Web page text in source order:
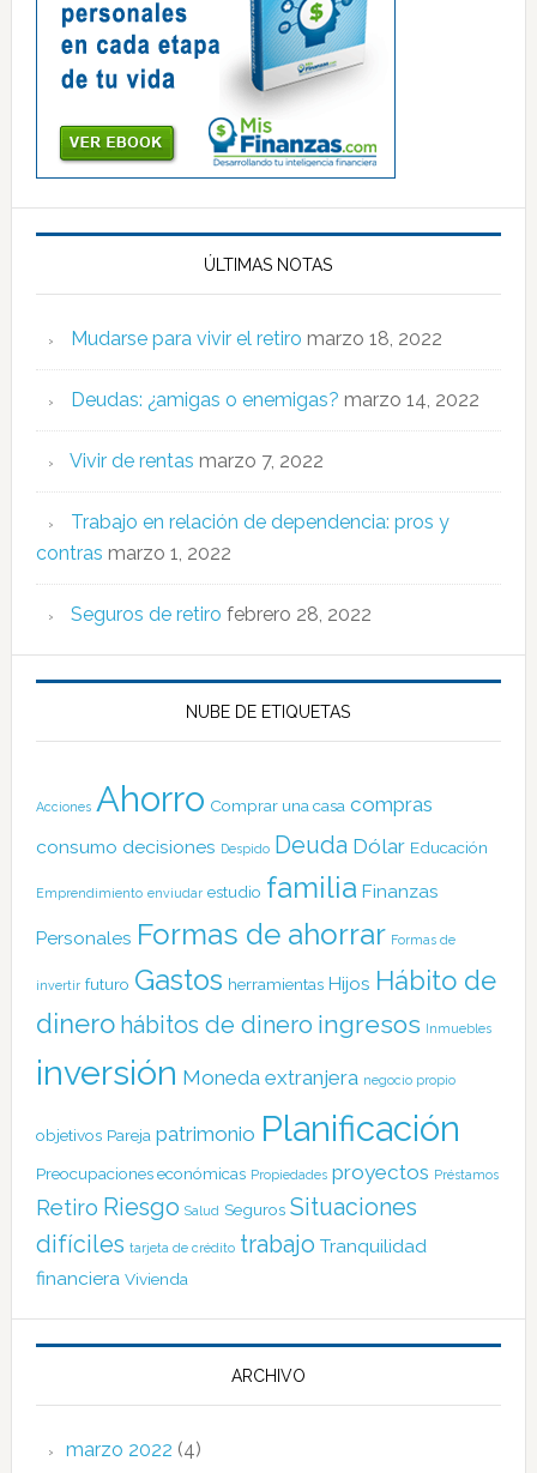
ÚLTIMAS NOTAS
Mudarse para vivir el retiro marzo 18, 2022
Deudas: ¿amigas o enemigas? marzo 14, 2022
Vivir de rentas marzo 7, 2022
Trabajo en relación de dependencia: pros y
contras marzo 1, 2022
Seguros de retiro febrero 28, 2022
NUBE DE ETIQUETAS
Acciones Ahorro Comprar una casa compras
consumo decisiones Despido Deuda Dólar Educación
Emprendimiento enviudar estudio familia Finanzas
Personales Formas de ahorrar Formas de
invertir futuro Gastos herramientas Hijos Hábito de
dinero hábitos de dinero ingresos Inmuebles
inversión Moneda extranjera negocio propio
objetivos Pareja patrimonio Planificación
Preocupaciones económicas Propiedades proyectos Préstamos
Retiro Riesgo Salud Seguros Situaciones
difíciles tarjeta de crédito trabajo Tranquilidad
financiera Vivienda
ARCHIVO
marzo 2022 (4)